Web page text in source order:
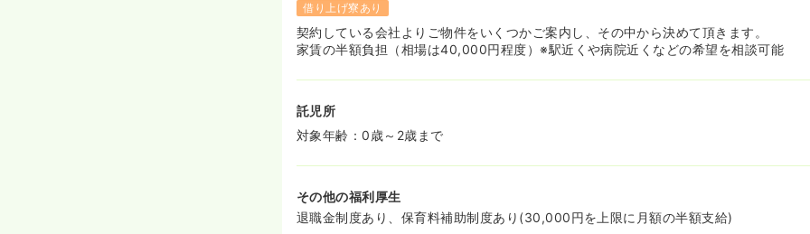
借り上げ寮あり
契約している会社よりご物件をいくつかご案内し、その中から決めて頂きます。
家賃の半額負担（相場は40,000円程度）※駅近くや病院近くなどの希望を相談可能
託児所
対象年齢：0歳～2歳まで
その他の福利厚生
退職金制度あり、保育料補助制度あり(30,000円を上限に月額の半額支給)